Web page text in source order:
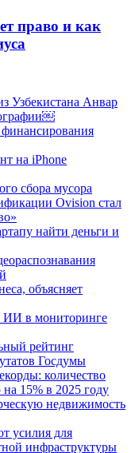
право и как
Узбекистана Анвар
на iPhone
сбора мусора
Ovision стал
найти деньги и
объясняет
ИИ в мониторинге
рейтинг
Госдумы
количество
15% в 2025 году
недвижимость
усилия для
инфраструктуры